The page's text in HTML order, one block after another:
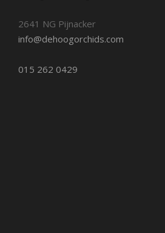
2641 NG Pijnacker
info@dehoogorchids.com
015 262 0429